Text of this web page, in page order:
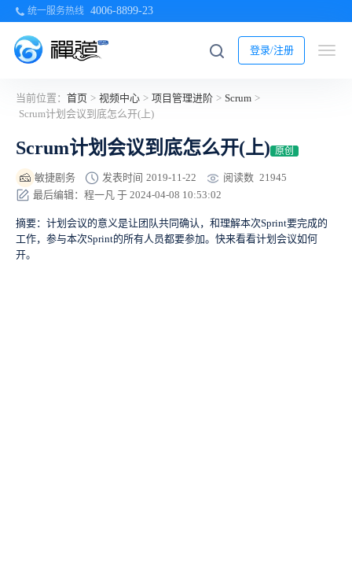
统一服务热线 4006-8899-23
登录/注册
当前位置： 首页 > 视频中心 > 项目管理进阶 > Scrum >
Scrum计划会议到底怎么开(上)
Scrum计划会议到底怎么开(上) 原创
🧀 敏捷剧务 发表时间 2019-11-22 阅读数 21945
最后编辑：程一凡 于 2024-04-08 10:53:02
摘要：计划会议的意义是让团队共同确认，和理解本次Sprint要完成的
工作，参与本次Sprint的所有人员都要参加。快来看看计划会议如何
开。